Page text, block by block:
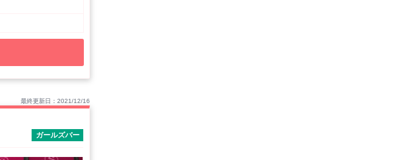
最終更新日：2021/12/16
ガールズバー